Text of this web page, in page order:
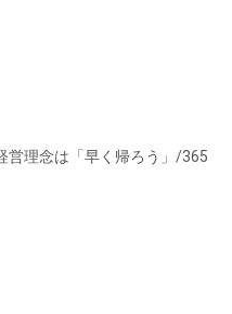
営理念は「早く帰ろう」/365